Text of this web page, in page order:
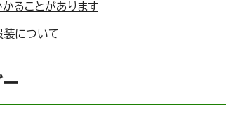
ることがあります
について